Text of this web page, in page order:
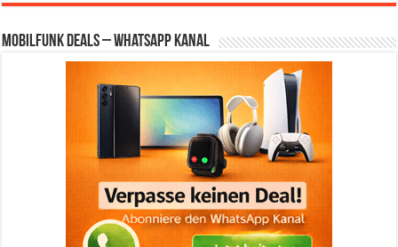
Mobilfunk Deals – WhatsApp Kanal